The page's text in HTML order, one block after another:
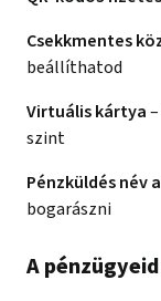
Csekkmentes
beállíthatod
Virtuális kártya
szint
Pénzküldés név
bogarászni
A